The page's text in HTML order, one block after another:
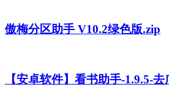
傲梅分区助手 V10.2绿色版.zip
【安卓软件】看书助手-1.9.5-